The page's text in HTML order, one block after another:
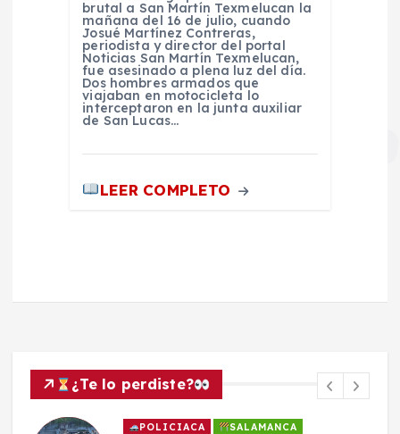
brutal a San Martín Texmelucan la
mañana del 16 de julio, cuando
Josué Martínez Contreras,
periodista y director del portal
Noticias San Martín Texmelucan,
fue asesinado a plena luz del día.
Dos hombres armados que
viajaban en motocicleta lo
interceptaron en la junta auxiliar
de San Lucas…
LEER COMPLETO
¿Te lo perdiste?
POLICIACA SALAMANCA